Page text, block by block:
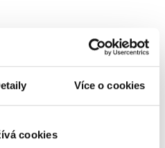
Více o cookies
cookies
je nutné sa prihlásiť.
produkt